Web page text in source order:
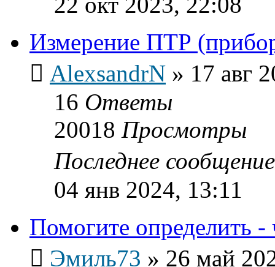
Измерение ПТР
AlexsandrN » 17 авг
16 Ответы
20018 Просмотры
Последнее
04 янв 2024, 13:11
Помогите определить -
Эмиль73 » 26 май